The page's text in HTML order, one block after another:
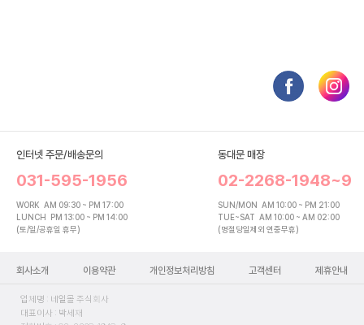
인터넷 주문/배송문의
031-595-1956
WORK AM 09:30 ~ PM 17:00
LUNCH
PM 13:00 ~ PM 14:00
(토/일/공휴일 휴무)
동대문 매장
02-2268-1948~9
SUN/MON AM 10:00 ~ PM 21:00
TUE~SAT AM 10:00 ~ AM 02:00
(명절당일제외 연중무휴)
회사소개 이용약관 개인정보처리방침 고객센터 제휴안내
업체명 : 네일몰 주식회사
대표이사 : 박세재